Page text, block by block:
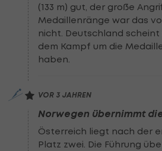
(133 m) gut, der große
Medaillenränge war das
nicht. Deutschland
dem Kampf um die
haben.
VOR 3 JAHREN
Norwegen übernimmt
Österreich liegt nach der
Platz zwei. Die Führung